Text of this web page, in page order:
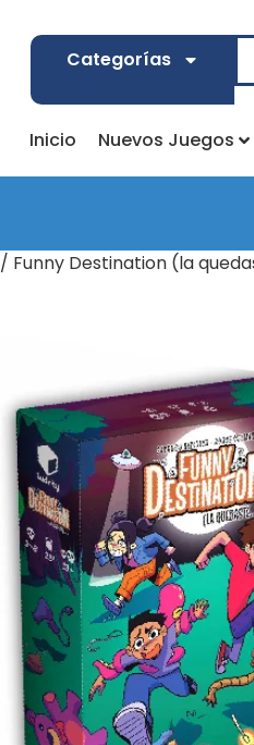
Categorías
Inicio Nuevos Juegos
/ Funny Destination (la